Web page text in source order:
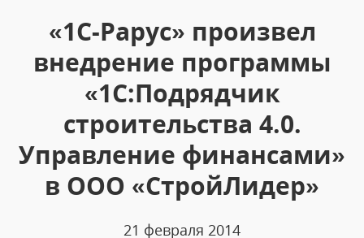
«1С-Рарус» произвел
внедрение программы
«1С:Подрядчик
строительства 4.0.
Управление финансами»
в ООО «СтройЛидер»
21 февраля 2014